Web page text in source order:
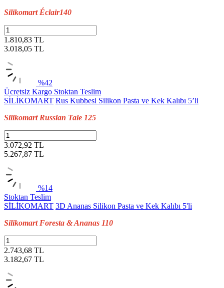
Silikomart Éclair140
1.810,83 TL
3.018,05 TL
%42
Ücretsiz Kargo Stoktan Teslim
SİLİKOMART Rus Kubbesi Silikon Pasta ve Kek Kalıbı 5’li
Silikomart Russian Tale 125
3.072,92 TL
5.267,87 TL
%14
Stoktan Teslim
SİLİKOMART 3D Ananas Silikon Pasta ve Kek Kalıbı 5'li
Silikomart Foresta & Ananas 110
2.743,68 TL
3.182,67 TL